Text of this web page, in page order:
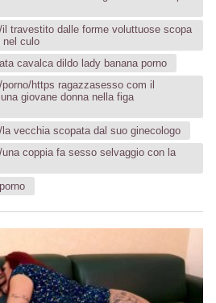
travestito dalle forme voluttuose scopa
nel culo
cavalca dildo lady banana porno
https ragazzasesso com il
giovane donna nella figa
vecchia scopata dal suo ginecologo
coppia fa sesso selvaggio con la